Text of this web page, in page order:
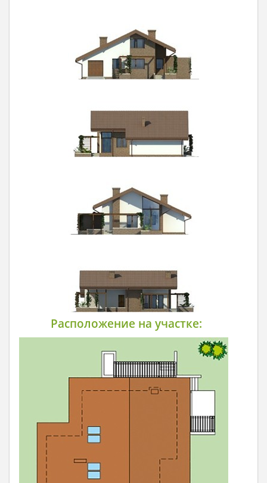
Расположение на участке: